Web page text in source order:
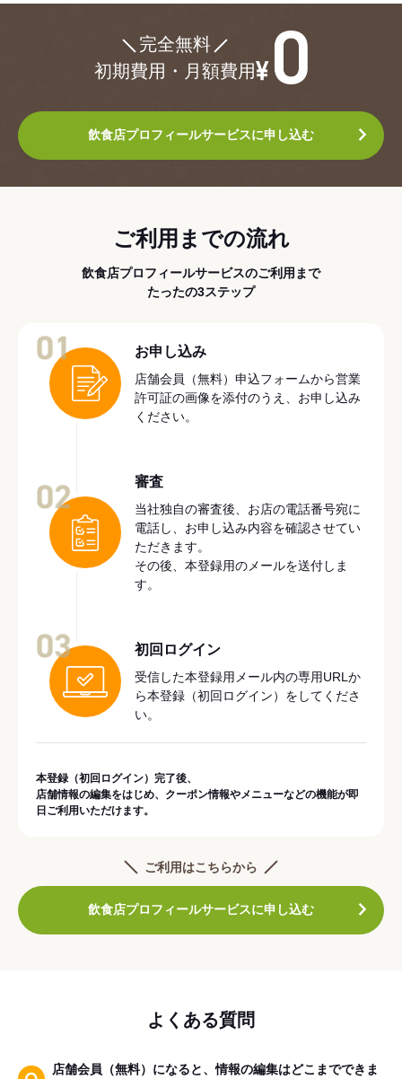
完全無料
初期費用・月額費用
飲食店プロフィールサービスに申し込む
ご利用までの流れ
飲食店プロフィールサービスのご利用まで
たったの3ステップ
お申し込み
店舗会員（無料）申込フォームから営業
許可証の画像を添付のうえ、お申し込み
ください。
審査
当社独自の審査後、お店の電話番号宛に
電話し、お申し込み内容を確認させてい
ただきます。
その後、本登録用のメールを送付しま
す。
初回ログイン
受信した本登録用メール内の専用URLか
ら本登録（初回ログイン）をしてくださ
い。
本登録（初回ログイン）完了後、
店舗情報の編集をはじめ、クーポン情報やメニューなどの機能が即
日ご利用いただけます。
ご利用はこちらから
飲食店プロフィールサービスに申し込む
よくある質問
店舗会員（無料）になると、情報の編集はどこまでできま